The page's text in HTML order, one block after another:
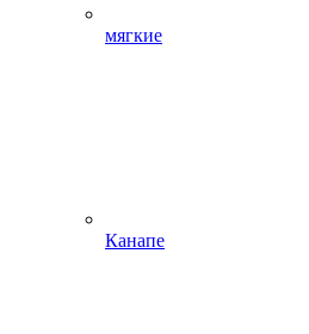
мягкие
Канапе